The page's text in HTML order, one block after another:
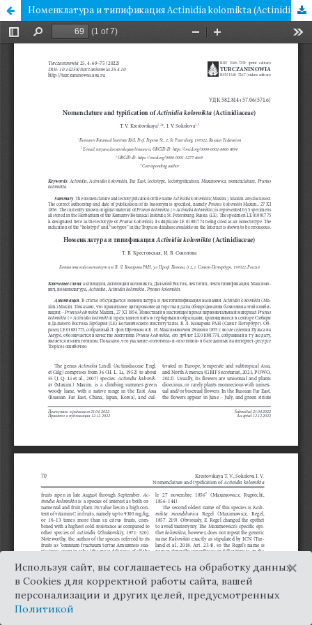
Номенклатура и типификация Actinidia kolomikta (Actinidiaceae)
Используя сайт, вы соглашаетесь на обработку данных
в Cookies для корректной работы сайта, вашей
персонализации и других целей, предусмотренных
Политикой
×